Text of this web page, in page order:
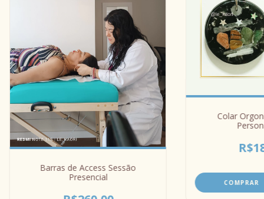
Barras de Access Sessão
Presencial
Colar